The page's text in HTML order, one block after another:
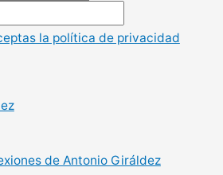
la política de privacidad
de Antonio Giráldez